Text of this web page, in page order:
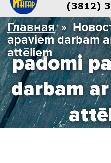
(3812)
padomi
darbam
Главная»
apaviem darbam
attēliem